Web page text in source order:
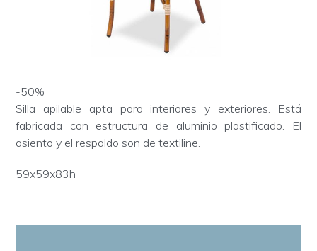
-50%
Silla apilable apta para interiores y exteriores. Está
fabricada con estructura de aluminio plastificado. El
asiento y el respaldo son de textiline.
59x59x83h